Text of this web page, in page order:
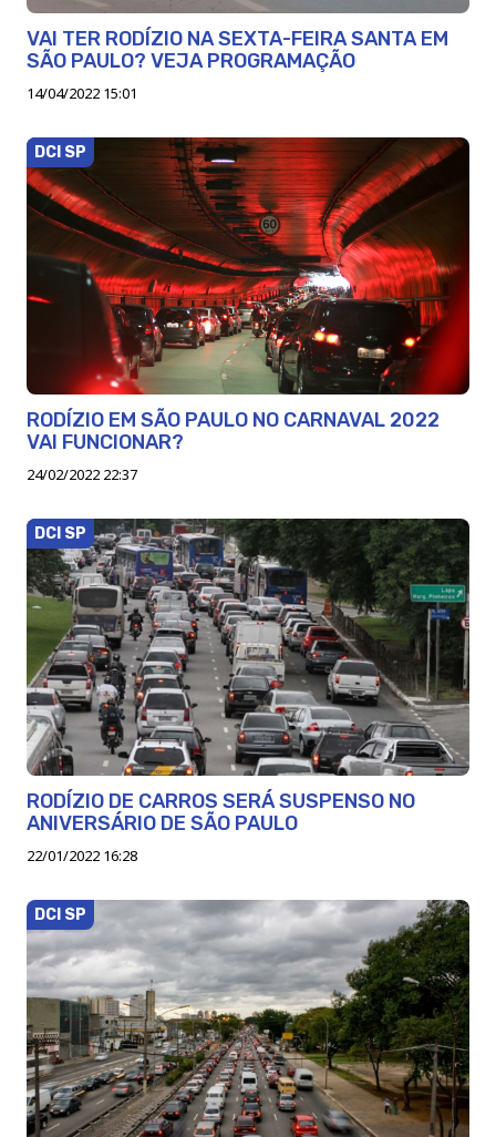
VAI TER RODÍZIO NA SEXTA-FEIRA SANTA EM
SÃO PAULO? VEJA PROGRAMAÇÃO
14/04/2022 15:01
DCI SP
RODÍZIO EM SÃO PAULO NO CARNAVAL 2022
VAI FUNCIONAR?
24/02/2022 22:37
DCI SP
RODÍZIO DE CARROS SERÁ SUSPENSO NO
ANIVERSÁRIO DE SÃO PAULO
22/01/2022 16:28
DCI SP